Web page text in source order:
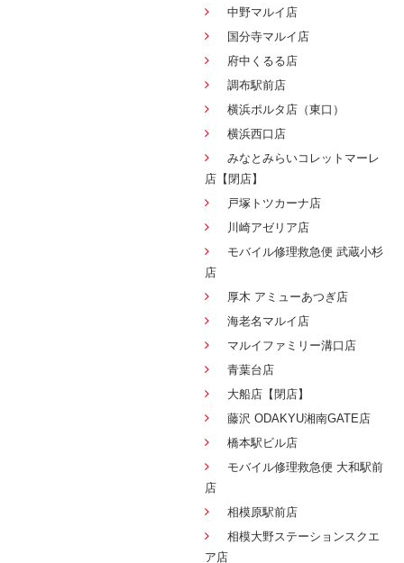
中野マルイ店
国分寺マルイ店
府中くるる店
調布駅前店
横浜ポルタ店（東口）
横浜西口店
みなとみらいコレットマーレ
店【閉店】
戸塚トツカーナ店
川崎アゼリア店
モバイル修理救急便 武蔵小杉
店
厚木 アミューあつぎ店
海老名マルイ店
マルイファミリー溝口店
青葉台店
大船店【閉店】
藤沢 ODAKYU湘南GATE店
橋本駅ビル店
モバイル修理救急便 大和駅前
店
相模原駅前店
相模大野ステーションスクエ
ア店